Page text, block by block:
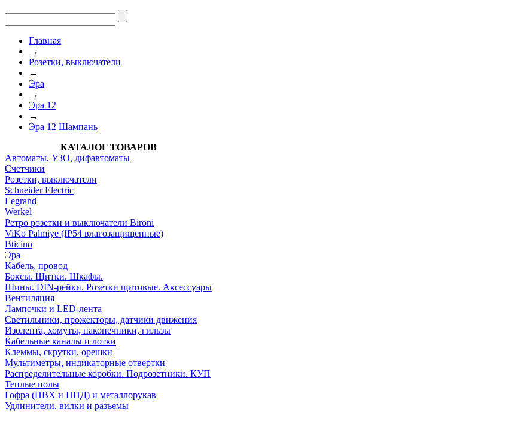
Главная
→
Розетки, выключатели
→
Эра
→
Эра 12
→
Эра 12 Шампань
КАТАЛОГ ТОВАРОВ
Автоматы, УЗО, дифавтоматы
Счетчики
Розетки, выключатели
Schneider Electric
Legrand
Werkel
Ретро розетки и выключатели Bironi
ViKo Palmiye (IP54 влагозащищенные)
Bticino
Эра
Кабель, провод
Боксы. Щитки. Шкафы.
Шины. DIN-рейки. Розетки щитовые. Аксессуары
Вентиляция
Лампочки и LED-лента
Светильники, прожекторы, датчики движения
Изолента, хомуты, наконечники, гильзы
Кабельные каналы и лотки
Клеммы, скрутки, орешки
Мультиметры, индикаторные отвертки
Распределительные коробки. Подрозетники. КУП
Теплые полы
Гофра (ПВХ и ПНД) и металлорукав
Удлинители, вилки и разъемы